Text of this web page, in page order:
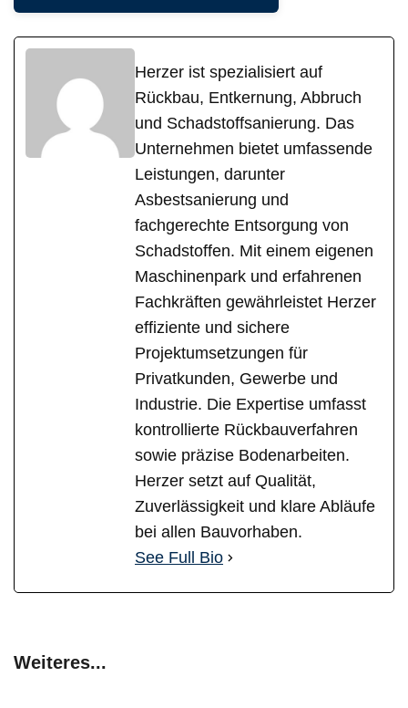
Herzer ist spezialisiert auf
Rückbau, Entkernung, Abbruch
und Schadstoffsanierung. Das
Unternehmen bietet umfassende
Leistungen, darunter
Asbestsanierung und
fachgerechte Entsorgung von
Schadstoffen. Mit einem eigenen
Maschinenpark und erfahrenen
Fachkräften gewährleistet Herzer
effiziente und sichere
Projektumsetzungen für
Privatkunden, Gewerbe und
Industrie. Die Expertise umfasst
kontrollierte Rückbauverfahren
sowie präzise Bodenarbeiten.
Herzer setzt auf Qualität,
Zuverlässigkeit und klare Abläufe
bei allen Bauvorhaben.
See Full Bio
Weiteres...